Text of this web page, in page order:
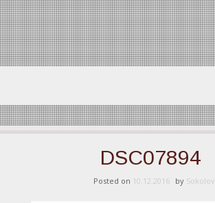
DSC07894
Posted on 10.12.2016 by Sokolov